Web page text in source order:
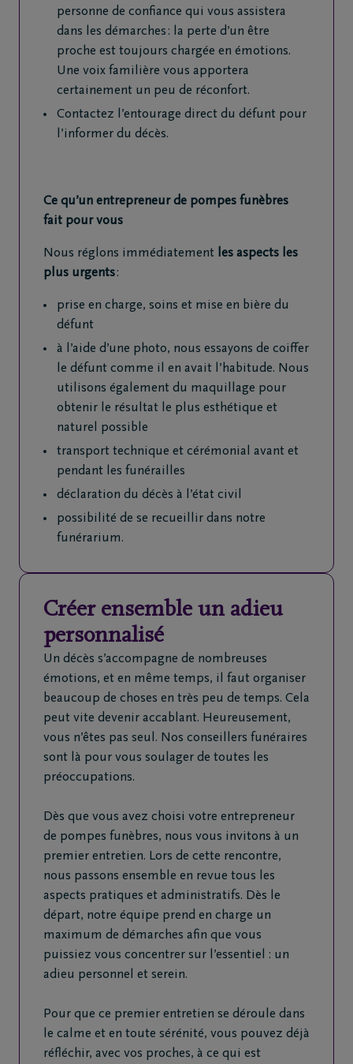
71
79
97
personne de confiance qui vous assistera
dans les démarches : la perte d’un être
proche est toujours chargée en émotions.
Une voix familière vous apportera
certainement un peu de réconfort.
Contactez l’entourage direct du défunt pour
l’informer du décès.
Ce qu’un entrepreneur de pompes funèbres
fait pour vous
Nous réglons immédiatement les aspects les
plus urgents:
prise en charge, soins et mise en bière du
défunt
à l’aide d’une photo, nous essayons de coiffer
le défunt comme il en avait l’habitude. Nous
utilisons également du maquillage pour
obtenir le résultat le plus esthétique et
naturel possible
transport technique et cérémonial avant et
pendant les funérailles
déclaration du décès à l’état civil
possibilité de se recueillir dans notre
funérarium.
Créer ensemble un adieu
personnalisé
Un décès s’accompagne de nombreuses
émotions, et en même temps, il faut organiser
beaucoup de choses en très peu de temps. Cela
peut vite devenir accablant. Heureusement,
vous n’êtes pas seul. Nos conseillers funéraires
sont là pour vous soulager de toutes les
préoccupations.
Dès que vous avez choisi votre entrepreneur
de pompes funèbres, nous vous invitons à un
premier entretien. Lors de cette rencontre,
nous passons ensemble en revue tous les
aspects pratiques et administratifs. Dès le
départ, notre équipe prend en charge un
maximum de démarches afin que vous
puissiez vous concentrer sur l’essentiel : un
adieu personnel et serein.
Pour que ce premier entretien se déroule dans
le calme et en toute sérénité, vous pouvez déjà
réfléchir, avec vos proches, à ce qui est